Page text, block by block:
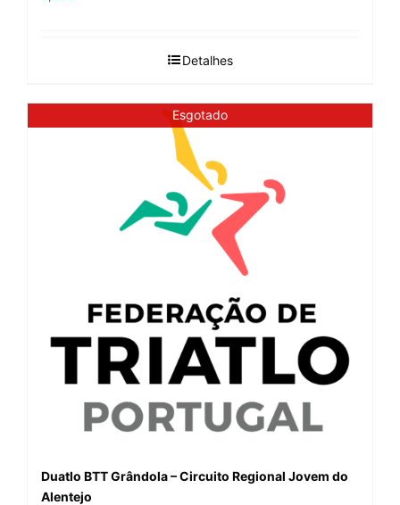
Detalhes
Esgotado
Duatlo BTT Grândola – Circuito Regional Jovem do
Alentejo